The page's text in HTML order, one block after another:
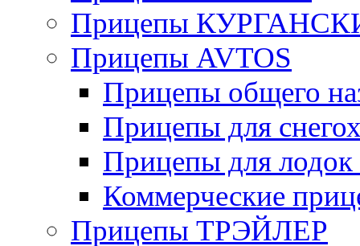
Прицепы
Прицепы AVTOS
Прицепы общего
Прицепы для
Прицепы для лодок
Коммерческие
Прицепы ТРЭЙЛЕР